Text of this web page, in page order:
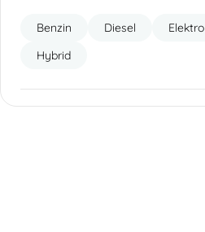
Benzin Diesel
Elektro
Hybrid